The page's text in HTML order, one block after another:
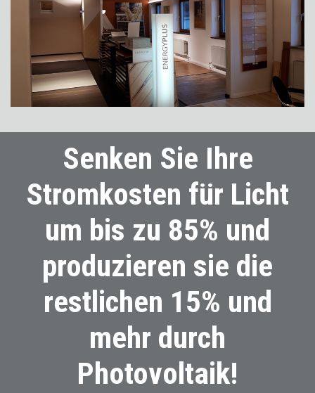
Senken Sie Ihre
Stromkosten für Licht
um bis zu 85% und
produzieren sie die
restlichen 15% und
mehr durch
Photovoltaik!